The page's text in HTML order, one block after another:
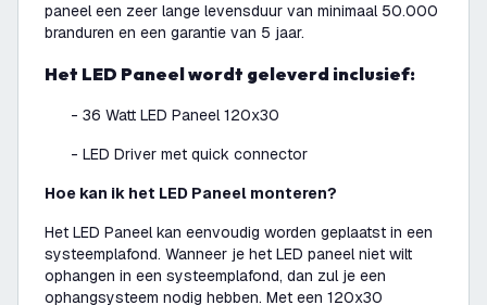
paneel een zeer lange levensduur van minimaal 50.000
branduren en een garantie van 5 jaar.
Het LED Paneel wordt geleverd inclusief:
- 36 Watt LED Paneel 120x30
- LED Driver met quick connector
Hoe kan ik het LED Paneel monteren?
Het LED Paneel kan eenvoudig worden geplaatst in een
systeemplafond. Wanneer je het LED paneel niet wilt
ophangen in een systeemplafond, dan zul je een
ophangsysteem nodig hebben. Met een 120x30